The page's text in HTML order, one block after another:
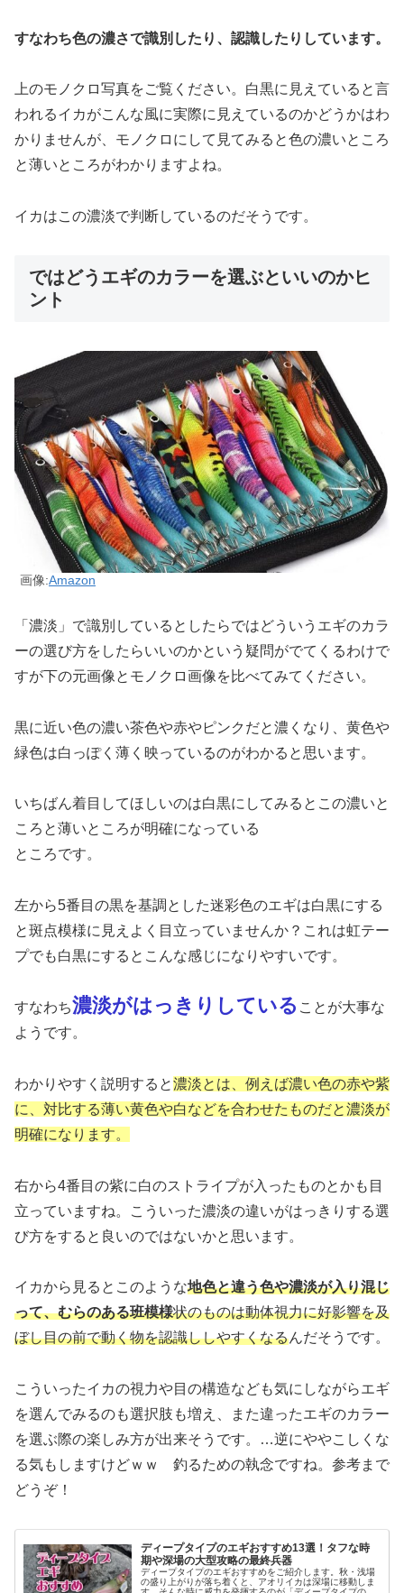
すなわち色の濃さで識別したり、認識したりしています。
上のモノクロ写真をご覧ください。白黒に見えていると言
われるイカがこんな風に実際に見えているのかどうかはわ
かりませんが、モノクロにして見てみると色の濃いところ
と薄いところがわかりますよね。
イカはこの濃淡で判断しているのだそうです。
ではどうエギのカラーを選ぶといいのかヒ
ント
画像:Amazon
「濃淡」で識別しているとしたらではどういうエギのカラ
ーの選び方をしたらいいのかという疑問がでてくるわけで
すが下の元画像とモノクロ画像を比べてみてください。
黒に近い色の濃い茶色や赤やピンクだと濃くなり、黄色や
緑色は白っぽく薄く映っているのがわかると思います。
いちばん着目してほしいのは白黒にしてみるとこの濃いと
ころと薄いところが明確になっている
ところです。
左から5番目の黒を基調とした迷彩色のエギは白黒にする
と斑点模様に見えよく目立っていませんか？これは虹テー
プでも白黒にするとこんな感じになりやすいです。
すなわち濃淡がはっきりしている ことが大事な
ようです。
わかりやすく説明すると濃淡とは、例えば濃い色の赤や紫
に、対比する薄い黄色や白などを合わせたものだと濃淡が
明確になります。
右から4番目の紫に白のストライプが入ったものとかも目
立っていますね。こういった濃淡の違いがはっきりする選
び方をすると良いのではないかと思います。
イカから見るとこのような地色と違う色や濃淡が入り混じ
って、むらのある班模様状のものは動体視力に好影響を及
ぼし目の前で動く物を認識ししやすくなるんだそうです。
こういったイカの視力や目の構造なども気にしながらエギ
を選んでみるのも選択肢も増え、また違ったエギのカラー
を選ぶ際の楽しみ方が出来そうです。…逆にややこしくな
る気もしますけどｗｗ 釣るための執念ですね。参考まで
どうぞ！
ディープタイプのエギおすすめ13選！タフな時
期や深場の大型攻略の最終兵器
ディープタイプのエギおすすめをご紹介します。秋・浅場
の盛り上がりが落ち着くと、アオリイカは深場に移動しま